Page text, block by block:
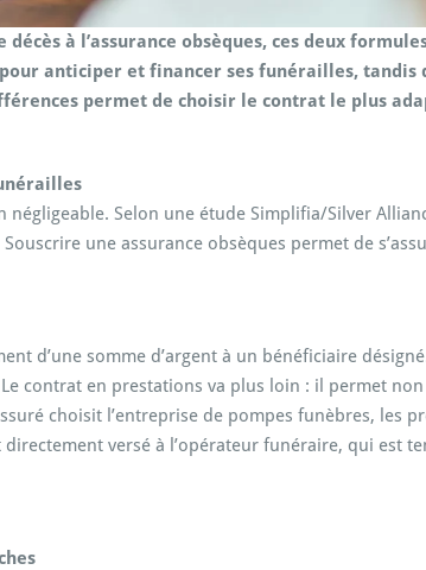
à l’assurance obsèques, ces deux
anticiper et financer ses funérailles, tandis
permet de choisir le contrat le plus
Selon une étude Simplifia/Silver
une assurance obsèques permet de
d’une somme d’argent à un bénéficiaire
contrat en prestations va plus loin : il permet
choisit l’entreprise de pompes funèbres, les
versé à l’opérateur funéraire, qui est